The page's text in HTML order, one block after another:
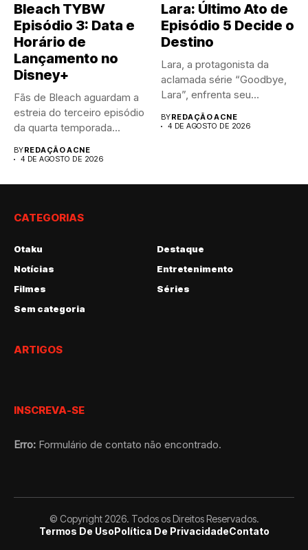
Bleach TYBW
Episódio 3: Data e
Horário de
Lançamento no
Disney+
Fãs de Bleach aguardam a
estreia do terceiro episódio
da quarta temporada...
BYREDAÇÃO ACNE
4 DE AGOSTO DE 2026
Lara: Último Ato de
Episódio 5 Decide o
Destino
Lara, a protagonista da
aclamada série “Goodbye,
Lara”, enfrenta seu
momento mais...
BYREDAÇÃO ACNE
4 DE AGOSTO DE 2026
CATEGORIAS
Otaku
Destaque
Notícias
Entretenimento
Filmes
Séries
Sem categoria
ARTIGOS
INSCREVA-SE
Erro: Formulário de contato não encontrado.
© Copyright 2026. Todos os Direitos Reservados.
Termos De UsoPolítica De PrivacidadeContato